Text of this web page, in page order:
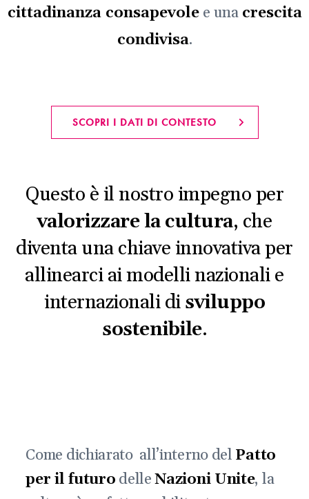
cittadinanza consapevolee una crescita
condivisa.
SCOPRI I DATI DI CONTESTO
Questo è il nostro impegno per
valorizzare la cultura, che
diventa una chiave innovativa per
allinearci ai modelli nazionali e
internazionali disviluppo
sostenibile.
Come dichiarato all’interno del Patto
per il futuro delleNazioni Unite, la